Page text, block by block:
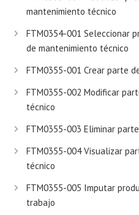
mantenimiento técnico
FTM0354-001 Seleccionar
de mantenimiento técnico
FTM0355-001 Crear parte
FTM0355-002 Modificar
técnico
FTM0355-003 Eliminar
FTM0355-004 Visualizar
técnico
FTM0355-005 Imputar
trabajo